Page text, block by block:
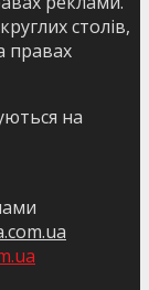
столів,
правах
на